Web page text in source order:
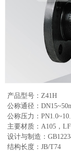
产品型号：Z41H
公称通径：
公称压力：
主要材质：A105，
设计与制造：
结构长度：JB/T74